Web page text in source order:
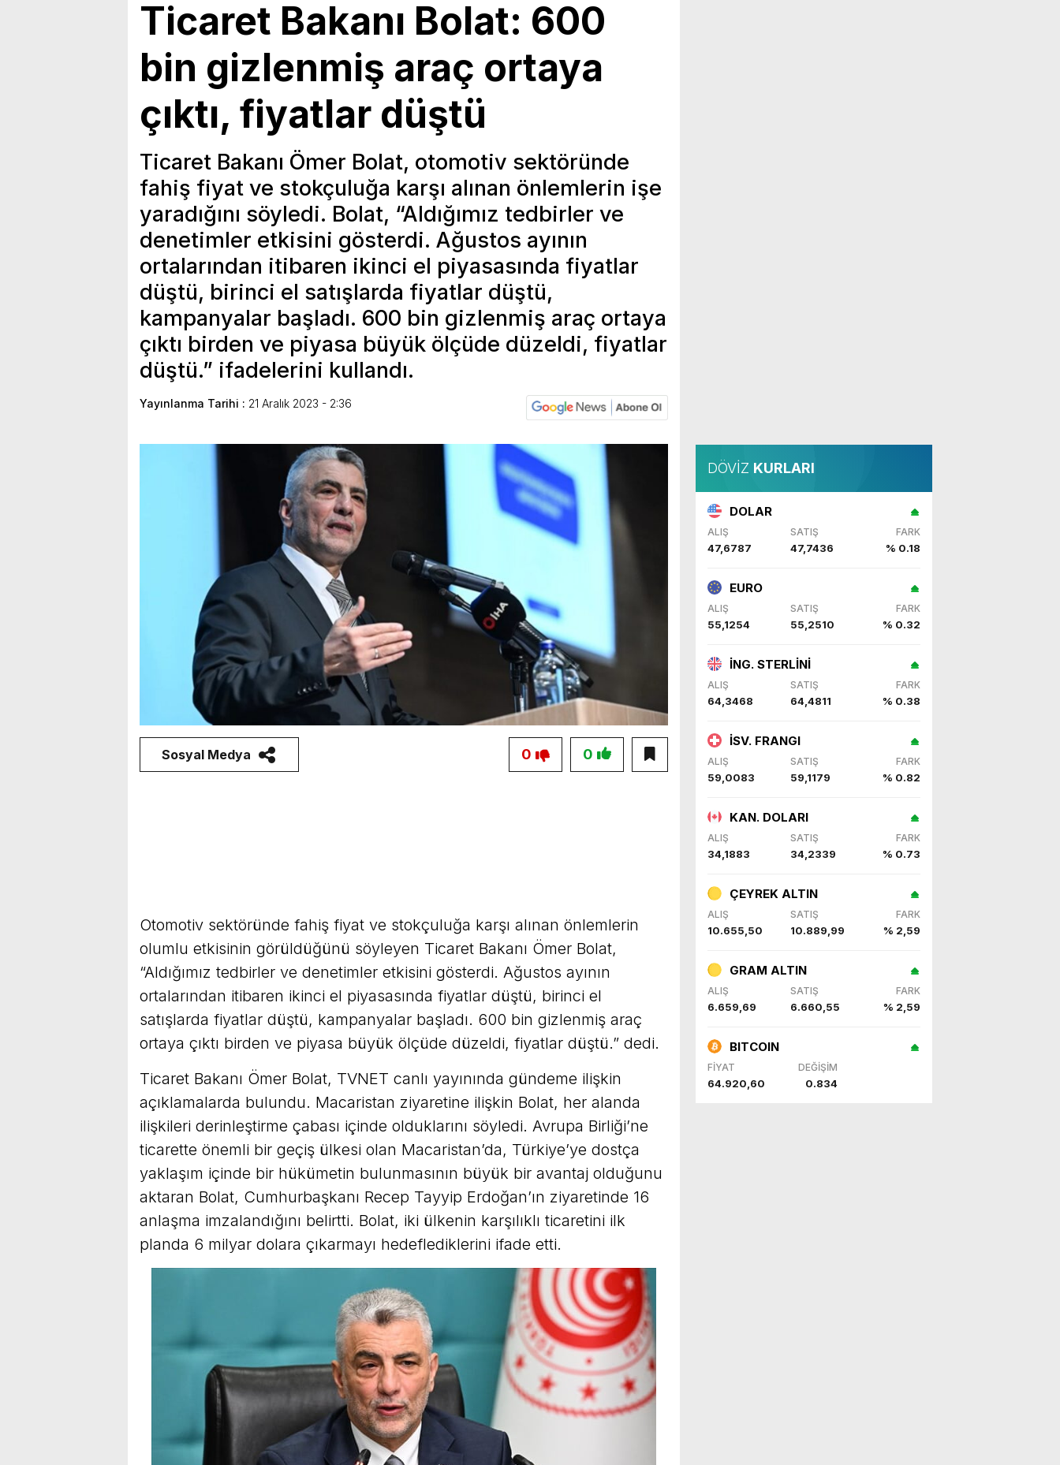
Ticaret Bakanı Bolat: 600
bin gizlenmiş araç ortaya
çıktı, fiyatlar düştü
Ticaret Bakanı Ömer Bolat, otomotiv sektöründe
fahiş fiyat ve stokçuluğa karşı alınan önlemlerin işe
yaradığını söyledi. Bolat, “Aldığımız tedbirler ve
denetimler etkisini gösterdi. Ağustos ayının
ortalarından itibaren ikinci el piyasasında fiyatlar
düştü, birinci el satışlarda fiyatlar düştü,
kampanyalar başladı. 600 bin gizlenmiş araç ortaya
çıktı birden ve piyasa büyük ölçüde düzeldi, fiyatlar
düştü.” ifadelerini kullandı.
Yayınlanma Tarihi : 21 Aralık 2023 - 2:36
Sosyal Medya 0
0
Otomotiv sektöründe fahiş fiyat ve stokçuluğa karşı alınan önlemlerin
olumlu etkisinin görüldüğünü söyleyen Ticaret Bakanı Ömer Bolat,
“Aldığımız tedbirler ve denetimler etkisini gösterdi. Ağustos ayının
ortalarından itibaren ikinci el piyasasında fiyatlar düştü, birinci el
satışlarda fiyatlar düştü, kampanyalar başladı. 600 bin gizlenmiş araç
ortaya çıktı birden ve piyasa büyük ölçüde düzeldi, fiyatlar düştü.” dedi.
Ticaret Bakanı Ömer Bolat, TVNET canlı yayınında gündeme ilişkin
açıklamalarda bulundu. Macaristan ziyaretine ilişkin Bolat, her alanda
ilişkileri derinleştirme çabası içinde olduklarını söyledi. Avrupa Birliği’ne
ticarette önemli bir geçiş ülkesi olan Macaristan’da, Türkiye’ye dostça
yaklaşım içinde bir hükümetin bulunmasının büyük bir avantaj olduğunu
aktaran Bolat, Cumhurbaşkanı Recep Tayyip Erdoğan’ın ziyaretinde 16
anlaşma imzalandığını belirtti. Bolat, iki ülkenin karşılıklı ticaretini ilk
planda 6 milyar dolara çıkarmayı hedeflediklerini ifade etti.
DÖVİZ KURLARI
DOLAR
ALIŞ SATIŞ FARK
47,6787 47,7436 % 0.18
EURO
ALIŞ SATIŞ FARK
55,1254 55,2510 % 0.32
İNG. STERLİNİ
ALIŞ SATIŞ FARK
64,3468 64,4811 % 0.38
İSV. FRANGI
ALIŞ SATIŞ FARK
59,0083 59,1179 % 0.82
KAN. DOLARI
ALIŞ SATIŞ FARK
34,1883 34,2339 % 0.73
ÇEYREK ALTIN
ALIŞ SATIŞ FARK
10.655,50 10.889,99 % 2,59
GRAM ALTIN
ALIŞ SATIŞ FARK
6.659,69 6.660,55 % 2,59
BITCOIN
FİYAT DEĞİŞİM
64.920,60 0.834